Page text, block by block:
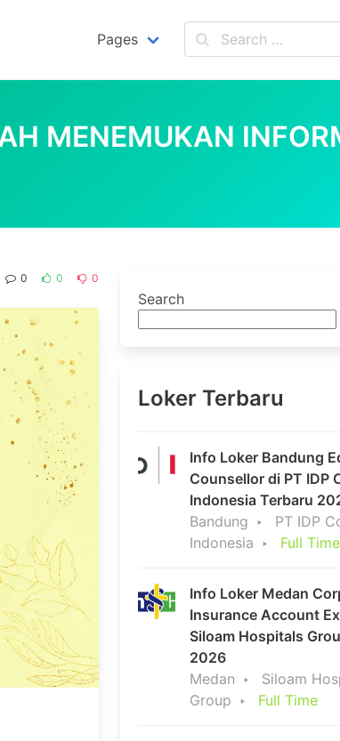
Pages
MENEMUKAN
0 0 0
Search
Loker Terbaru
Info Loker Bandung
Counsellor di PT IDP
Indonesia Terbaru
Bandung
PT IDP
Indonesia
Full Time
Info Loker Medan
Insurance Account
Siloam Hospitals
2026
Medan
Siloam
Group
Full Time